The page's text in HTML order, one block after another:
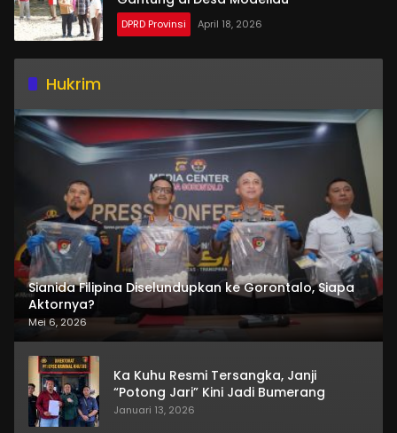
DPRD Provinsi April 18, 2026
Hukrim
Sianida Filipina Diselundupkan ke Gorontalo, Siapa
Aktornya?
Mei 6, 2026
Ka Kuhu Resmi Tersangka, Janji
“Potong Jari” Kini Jadi Bumerang
Januari 13, 2026